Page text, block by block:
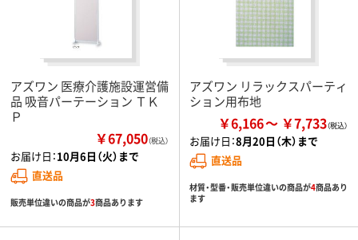
アズワン 医療介護施設運営備
品 吸音パーテーション ＴＫ
Ｐ
￥67,050（税込）
お届け日：10月6日（火）まで
直送品
販売単位違いの商品が3商品あります
アズワン リラックスパーティ
ション用布地
￥6,166 ￥7,733
お届け日：8月20日（木）まで
直送品
材質・型番・販売単位違いの商品が4商品あり
ます